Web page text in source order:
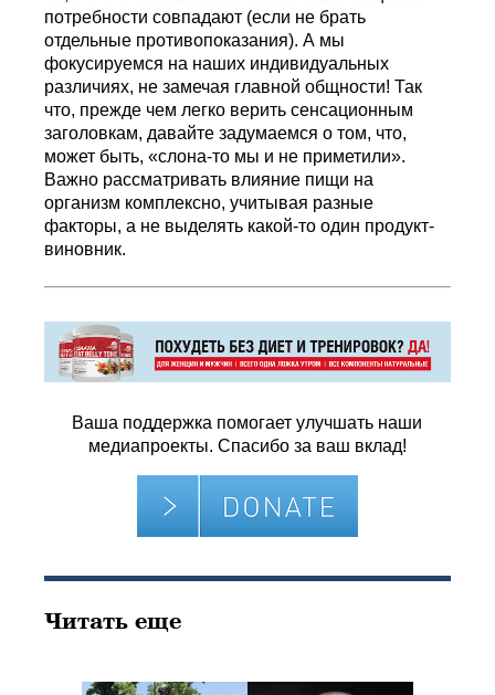
потребности совпадают (если не брать
отдельные противопоказания). А мы
фокусируемся на наших индивидуальных
различиях, не замечая главной общности! Так
что, прежде чем легко верить сенсационным
заголовкам, давайте задумаемся о том, что,
может быть, «слона-то мы и не приметили».
Важно рассматривать влияние пищи на
организм комплексно, учитывая разные
факторы, а не выделять какой-то один продукт-
виновник.
Ваша поддержка помогает улучшать наши
медиапроекты. Спасибо за ваш вклад!
Читать еще